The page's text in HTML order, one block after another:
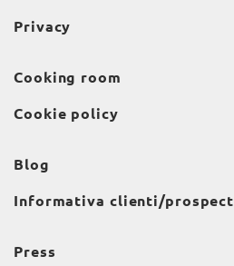
Privacy
Cooking room
Cookie policy
Blog
Informativa clienti/prospect
Press